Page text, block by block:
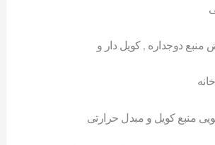
دوجداره , کویل دار و
منبع کویل و مبدل حرارتی